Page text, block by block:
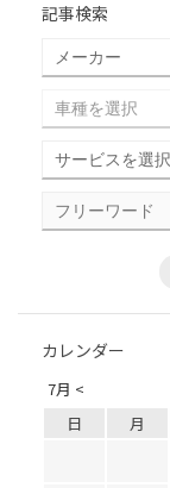
記事検索
カレンダー
7月 <
日 月